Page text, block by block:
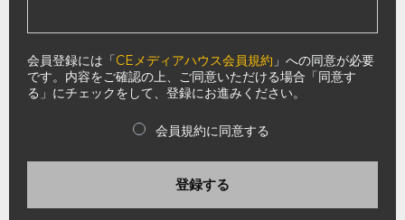
会員登録には「CEメディアハウス会員規約 」への同意が必要
です。内容をご確認の上、ご同意いただける場合「同意す
る」にチェックをして、登録にお進みください。
会員規約に同意する
登録する